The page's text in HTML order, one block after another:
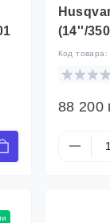
(14''/
Код товара:
88 200